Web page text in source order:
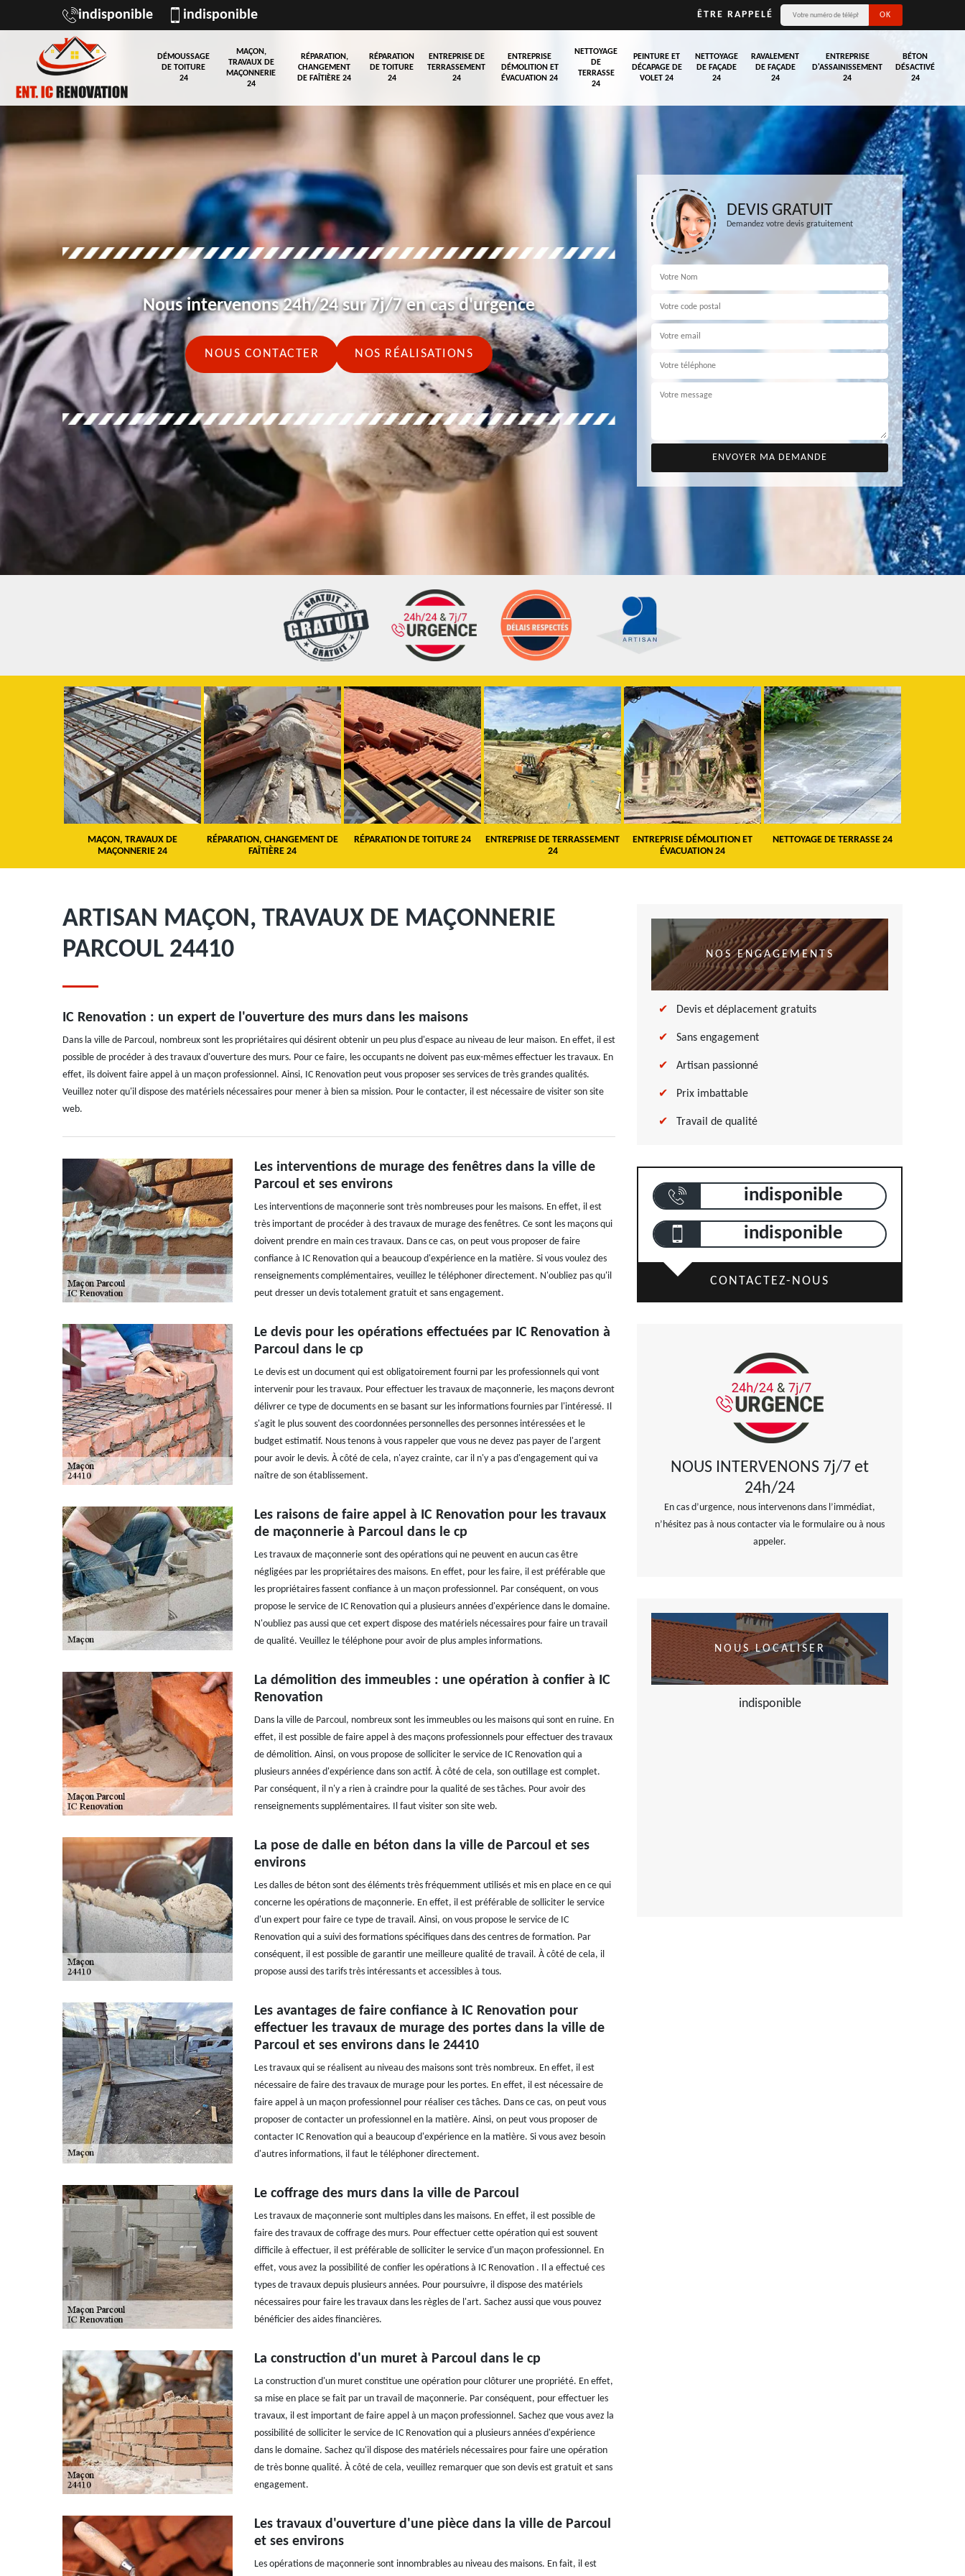
indisponible indisponible ÊTRE RAPPELÉ
DÉMOUSSAGE
DE TOITURE
24
MAÇON,
TRAVAUX DE
MAÇONNERIE
24
RÉPARATION,
CHANGEMENT
DE FAÎTIÈRE 24
RÉPARATION
DE TOITURE
24
ENTREPRISE DE
TERRASSEMENT
24
ENTREPRISE
DÉMOLITION ET
ÉVACUATION 24
NETTOYAGE
DE
TERRASSE
24
PEINTURE ET
DÉCAPAGE DE
VOLET 24
NETTOYAGE
DE FAÇADE
24
RAVALEMENT
DE FAÇADE
24
ENTREPRISE
D'ASSAINISSEMENT
24
BÉTON
DÉSACTIVÉ
24
Nous intervenons 24h/24 sur 7j/7 en cas d'urgence
NOUS CONTACTER NOS RÉALISATIONS
DEVIS GRATUIT
Demandez votre devis gratuitement
MAÇON, TRAVAUX DE
MAÇONNERIE 24
RÉPARATION, CHANGEMENT DE
FAÎTIÈRE 24
RÉPARATION DE TOITURE 24
ENTREPRISE DE TERRASSEMENT
24
ENTREPRISE DÉMOLITION ET
ÉVACUATION 24
NETTOYAGE DE TERRASSE 24
ARTISAN MAÇON, TRAVAUX DE MAÇONNERIE
PARCOUL 24410
IC Renovation : un expert de l'ouverture des murs dans les maisons
Dans la ville de Parcoul, nombreux sont les propriétaires qui désirent obtenir un peu plus d'espace au niveau de leur maison. En effet, il est
possible de procéder à des travaux d'ouverture des murs. Pour ce faire, les occupants ne doivent pas eux-mêmes effectuer les travaux. En
effet, ils doivent faire appel à un maçon professionnel. Ainsi, IC Renovation peut vous proposer ses services de très grandes qualités.
Veuillez noter qu'il dispose des matériels nécessaires pour mener à bien sa mission. Pour le contacter, il est nécessaire de visiter son site
web.
Les interventions de murage des fenêtres dans la ville de
Parcoul et ses environs
Les interventions de maçonnerie sont très nombreuses pour les maisons. En effet, il est
très important de procéder à des travaux de murage des fenêtres. Ce sont les maçons qui
doivent prendre en main ces travaux. Dans ce cas, on peut vous proposer de faire
confiance à IC Renovation qui a beaucoup d'expérience en la matière. Si vous voulez des
renseignements complémentaires, veuillez le téléphoner directement. N'oubliez pas qu'il
peut dresser un devis totalement gratuit et sans engagement.
Le devis pour les opérations effectuées par IC Renovation à
Parcoul dans le cp
Le devis est un document qui est obligatoirement fourni par les professionnels qui vont
intervenir pour les travaux. Pour effectuer les travaux de maçonnerie, les maçons devront
délivrer ce type de documents en se basant sur les informations fournies par l'intéressé. Il
s'agit le plus souvent des coordonnées personnelles des personnes intéressées et le
budget estimatif. Nous tenons à vous rappeler que vous ne devez pas payer de l'argent
pour avoir le devis. À côté de cela, n'ayez crainte, car il n'y a pas d'engagement qui va
naître de son établissement.
Les raisons de faire appel à IC Renovation pour les travaux
de maçonnerie à Parcoul dans le cp
Les travaux de maçonnerie sont des opérations qui ne peuvent en aucun cas être
négligées par les propriétaires des maisons. En effet, pour les faire, il est préférable que
les propriétaires fassent confiance à un maçon professionnel. Par conséquent, on vous
propose le service de IC Renovation qui a plusieurs années d'expérience dans le domaine.
N'oubliez pas aussi que cet expert dispose des matériels nécessaires pour faire un travail
de qualité. Veuillez le téléphone pour avoir de plus amples informations.
La démolition des immeubles : une opération à confier à IC
Renovation
Dans la ville de Parcoul, nombreux sont les immeubles ou les maisons qui sont en ruine. En
effet, il est possible de faire appel à des maçons professionnels pour effectuer des travaux
de démolition. Ainsi, on vous propose de solliciter le service de IC Renovation qui a
plusieurs années d'expérience dans son actif. À côté de cela, son outillage est complet.
Par conséquent, il n'y a rien à craindre pour la qualité de ses tâches. Pour avoir des
renseignements supplémentaires. Il faut visiter son site web.
La pose de dalle en béton dans la ville de Parcoul et ses
environs
Les dalles de béton sont des éléments très fréquemment utilisés et mis en place en ce qui
concerne les opérations de maçonnerie. En effet, il est préférable de solliciter le service
d'un expert pour faire ce type de travail. Ainsi, on vous propose le service de IC
Renovation qui a suivi des formations spécifiques dans des centres de formation. Par
conséquent, il est possible de garantir une meilleure qualité de travail. À côté de cela, il
propose aussi des tarifs très intéressants et accessibles à tous.
Les avantages de faire confiance à IC Renovation pour
effectuer les travaux de murage des portes dans la ville de
Parcoul et ses environs dans le 24410
Les travaux qui se réalisent au niveau des maisons sont très nombreux. En effet, il est
nécessaire de faire des travaux de murage pour les portes. En effet, il est nécessaire de
faire appel à un maçon professionnel pour réaliser ces tâches. Dans ce cas, on peut vous
proposer de contacter un professionnel en la matière. Ainsi, on peut vous proposer de
contacter IC Renovation qui a beaucoup d'expérience en la matière. Si vous avez besoin
d'autres informations, il faut le téléphoner directement.
Le coffrage des murs dans la ville de Parcoul
Les travaux de maçonnerie sont multiples dans les maisons. En effet, il est possible de
faire des travaux de coffrage des murs. Pour effectuer cette opération qui est souvent
difficile à effectuer, il est préférable de solliciter le service d'un maçon professionnel. En
effet, vous avez la possibilité de confier les opérations à IC Renovation . Il a effectué ces
types de travaux depuis plusieurs années. Pour poursuivre, il dispose des matériels
nécessaires pour faire les travaux dans les règles de l'art. Sachez aussi que vous pouvez
bénéficier des aides financières.
La construction d'un muret à Parcoul dans le cp
La construction d'un muret constitue une opération pour clôturer une propriété. En effet,
sa mise en place se fait par un travail de maçonnerie. Par conséquent, pour effectuer les
travaux, il est important de faire appel à un maçon professionnel. Sachez que vous avez la
possibilité de solliciter le service de IC Renovation qui a plusieurs années d'expérience
dans le domaine. Sachez qu'il dispose des matériels nécessaires pour faire une opération
de très bonne qualité. À côté de cela, veuillez remarquer que son devis est gratuit et sans
engagement.
Les travaux d'ouverture d'une pièce dans la ville de Parcoul
et ses environs
Les opérations de maçonnerie sont innombrables au niveau des maisons. En fait, il est
NOS ENGAGEMENTS
Devis et déplacement gratuits
Sans engagement
Artisan passionné
Prix imbattable
Travail de qualité
indisponible
indisponible
CONTACTEZ-NOUS
NOUS INTERVENONS 7j/7 et
24h/24
En cas d’urgence, nous intervenons dans l’immédiat,
n’hésitez pas à nous contacter via le formulaire ou à nous
appeler.
NOUS LOCALISER
indisponible